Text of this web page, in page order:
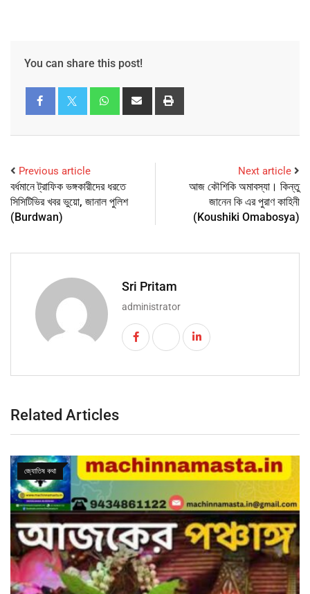
You can share this post!
Previous article
বর্ধমানে ট্রাফিক ভঙ্গকারীদের ধরতে
সিসিটিভির খবর ভুয়ো, জানাল পুলিশ
(Burdwan)
Next article
আজ কৌশিকি অমাবস্যা। কিন্তু
জানেন কি এর পুরাণ কাহিনী
(Koushiki Omabosya)
Sri Pritam
administrator
Related Articles
জ্যোতিষ কথা